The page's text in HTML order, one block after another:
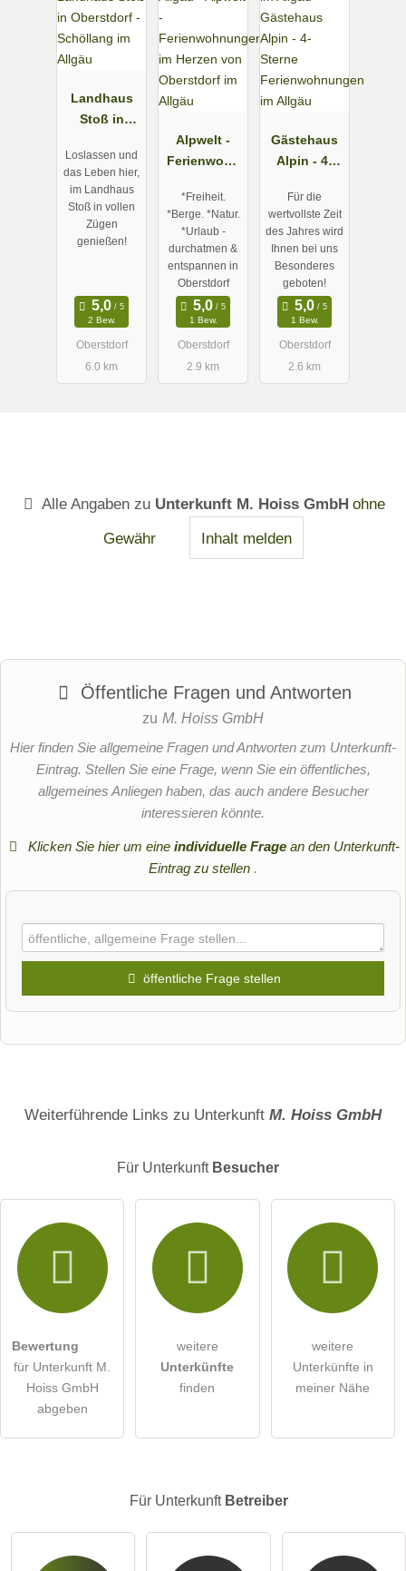
Landhaus
Stoß in
Schöllang
im Allgäu
Loslassen und
das Leben hier,
im Landhaus
Stoß in vollen
Zügen
genießen!
2 Bew.
Oberstdorf
6.0 km
Alpwelt -
Ferienwohn
Herzen von
Oberstdorf
im Allgäu
*Freiheit.
*Berge. *Natur.
*Urlaub -
durchatmen &
entspannen in
Oberstdorf
1 Bew.
Oberstdorf
2.9 km
Gästehaus
Alpin - 4-
Ferienwohn
ungen im
Allgäu
Für die
wertvollste Zeit
des Jahres wird
Ihnen bei uns
Besonderes
geboten!
1 Bew.
Oberstdorf
2.6 km
Alle Angaben zu Unterkunft M. Hoiss GmbH ohne
Gewähr
Inhalt melden
Öffentliche Fragen und Antworten
zu M. Hoiss GmbH
Hier finden Sie allgemeine Fragen und Antworten zum Unterkunft-
Eintrag. Stellen Sie eine Frage, wenn Sie ein öffentliches,
allgemeines Anliegen haben, das auch andere Besucher
interessieren könnte.
Klicken Sie hier um eine individuelle Fragean den Unterkunft-
Eintrag zu stellen .
öffentliche Frage stellen
E-Mail-Adresse (wird nicht veröffentlicht)
Hiermit akzeptiere ich die .
öffentliche Frage stellen Abbrechen
Hinweis:
Weiterführende Links zu Unterkunft M. Hoiss GmbH
Für Unterkunft Besucher
Bewertung
für Unterkunft M.
Hoiss GmbH
abgeben
weitere
Unterkünfte
finden
weitere
Unterkünfte in
meiner Nähe
Für Unterkunft Betreiber